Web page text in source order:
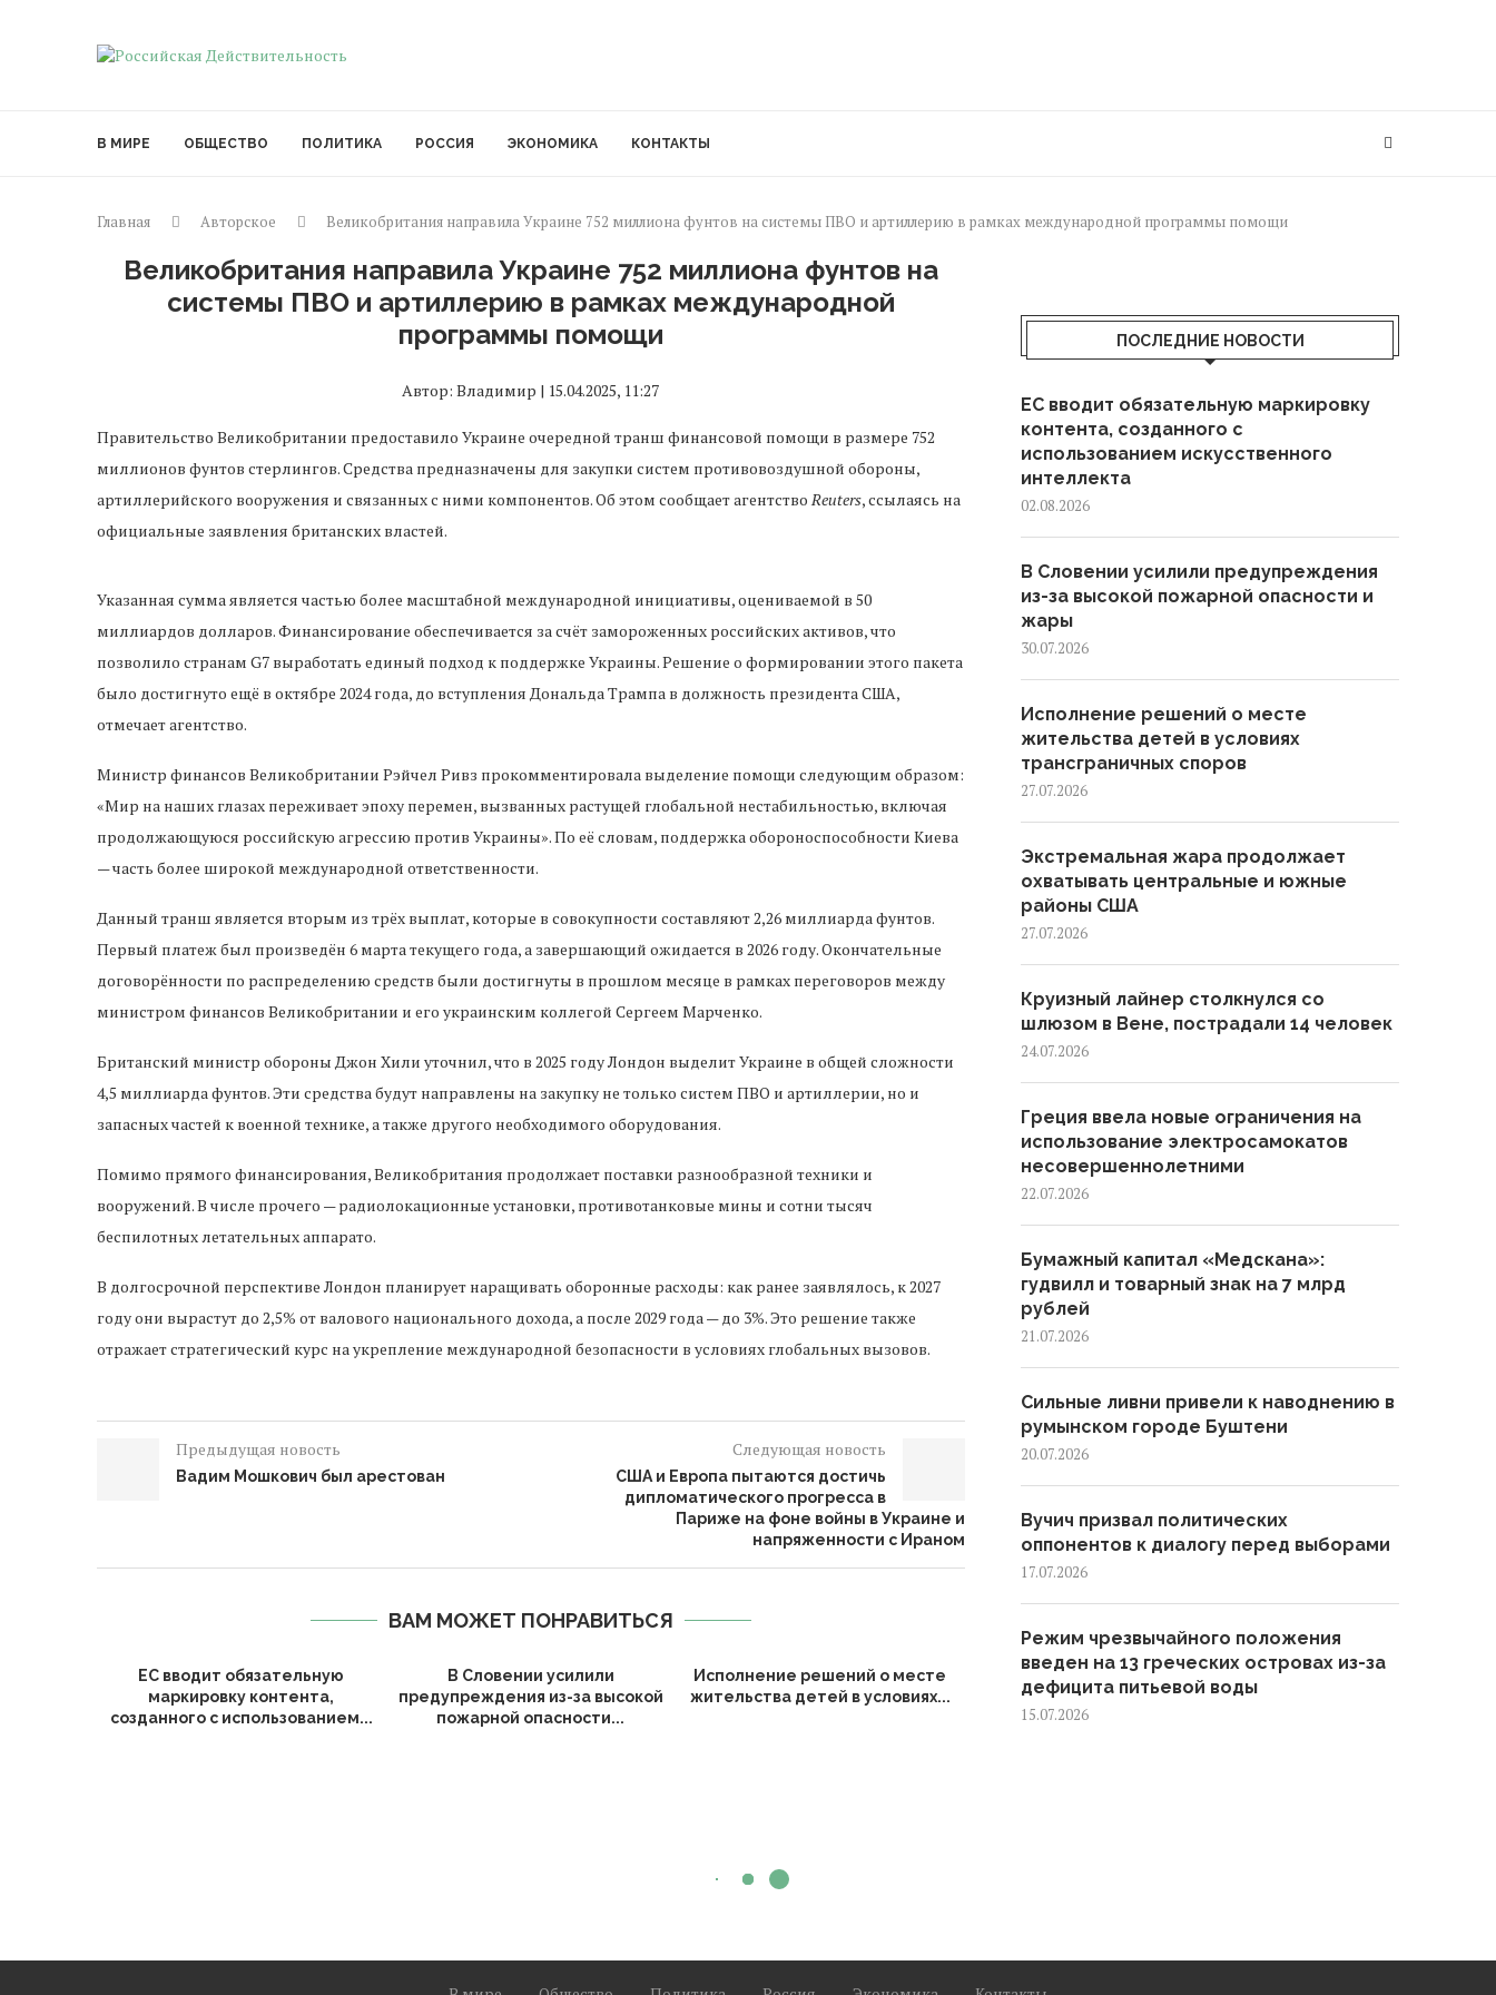
В МИРЕ ОБЩЕСТВО ПОЛИТИКА РОССИЯ ЭКОНОМИКА КОНТАКТЫ
Главная Авторское Великобритания направила Украине 752 миллиона фунтов на системы ПВО и артиллерию в рамках международной программы помощи
Великобритания направила Украине 752 миллиона фунтов на
системы ПВО и артиллерию в рамках международной
программы помощи
Автор: Владимир | 15.04.2025, 11:27
Правительство Великобритании предоставило Украине очередной транш финансовой помощи в размере 752
миллионов фунтов стерлингов. Средства предназначены для закупки систем противовоздушной обороны,
артиллерийского вооружения и связанных с ними компонентов. Об этом сообщает агентство Reuters, ссылаясь на
официальные заявления британских властей.
Указанная сумма является частью более масштабной международной инициативы, оцениваемой в 50
миллиардов долларов. Финансирование обеспечивается за счёт замороженных российских активов, что
позволило странам G7 выработать единый подход к поддержке Украины. Решение о формировании этого пакета
было достигнуто ещё в октябре 2024 года, до вступления Дональда Трампа в должность президента США,
отмечает агентство.
Министр финансов Великобритании Рэйчел Ривз прокомментировала выделение помощи следующим образом:
«Мир на наших глазах переживает эпоху перемен, вызванных растущей глобальной нестабильностью, включая
продолжающуюся российскую агрессию против Украины». По её словам, поддержка обороноспособности Киева
— часть более широкой международной ответственности.
Данный транш является вторым из трёх выплат, которые в совокупности составляют 2,26 миллиарда фунтов.
Первый платеж был произведён 6 марта текущего года, а завершающий ожидается в 2026 году. Окончательные
договорённости по распределению средств были достигнуты в прошлом месяце в рамках переговоров между
министром финансов Великобритании и его украинским коллегой Сергеем Марченко.
Британский министр обороны Джон Хили уточнил, что в 2025 году Лондон выделит Украине в общей сложности
4,5 миллиарда фунтов. Эти средства будут направлены на закупку не только систем ПВО и артиллерии, но и
запасных частей к военной технике, а также другого необходимого оборудования.
Помимо прямого финансирования, Великобритания продолжает поставки разнообразной техники и
вооружений. В числе прочего — радиолокационные установки, противотанковые мины и сотни тысяч
беспилотных летательных аппарато.
В долгосрочной перспективе Лондон планирует наращивать оборонные расходы: как ранее заявлялось, к 2027
году они вырастут до 2,5% от валового национального дохода, а после 2029 года — до 3%. Это решение также
отражает стратегический курс на укрепление международной безопасности в условиях глобальных вызовов.
Предыдущая новость
Вадим Мошкович был арестован
Следующая новость
США и Европа пытаются достичь
дипломатического прогресса в
Париже на фоне войны в Украине и
напряженности с Ираном
ВАМ МОЖЕТ ПОНРАВИТЬСЯ
ЕС вводит обязательную
маркировку контента,
созданного с использованием...
В Словении усилили
предупреждения из-за высокой
пожарной опасности...
Исполнение решений о месте
жительства детей в условиях...
ПОСЛЕДНИЕ НОВОСТИ
ЕС вводит обязательную маркировку
контента, созданного с
использованием искусственного
интеллекта
02.08.2026
В Словении усилили предупреждения
из-за высокой пожарной опасности и
жары
30.07.2026
Исполнение решений о месте
жительства детей в условиях
трансграничных споров
27.07.2026
Экстремальная жара продолжает
охватывать центральные и южные
районы США
27.07.2026
Круизный лайнер столкнулся со
шлюзом в Вене, пострадали 14 человек
24.07.2026
Греция ввела новые ограничения на
использование электросамокатов
несовершеннолетними
22.07.2026
Бумажный капитал «Медскана»:
гудвилл и товарный знак на 7 млрд
рублей
21.07.2026
Сильные ливни привели к наводнению в
румынском городе Буштени
20.07.2026
Вучич призвал политических
оппонентов к диалогу перед выборами
17.07.2026
Режим чрезвычайного положения
введен на 13 греческих островах из-за
дефицита питьевой воды
15.07.2026